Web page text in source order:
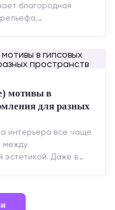
благородная
мотивы в
для разных
интерьера все чаще
между
эстетикой. Даже в